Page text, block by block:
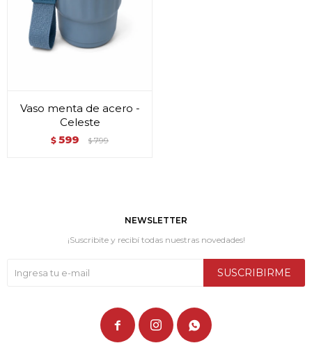
Vaso menta de acero -
Celeste
$ 599 $ 799
NEWSLETTER
¡Suscribite y recibí todas nuestras novedades!
SUSCRIBIRME
  